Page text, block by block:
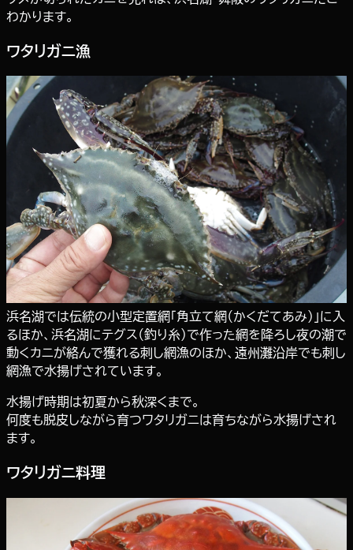
わかります。
ワタリガニ漁
浜名湖では伝統の小型定置網「角立て網（かくだてあみ）」に入
るほか、浜名湖にテグス（釣り糸）で作った網を降ろし夜の潮で
動くカニが絡んで獲れる刺し網漁のほか、遠州灘沿岸でも刺し
網漁で水揚げされています。
水揚げ時期は初夏から秋深くまで。
何度も脱皮しながら育つワタリガニは育ちながら水揚げされ
ます。
ワタリガニ料理